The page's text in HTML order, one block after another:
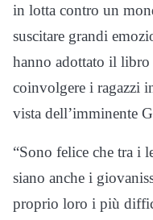
in lotta contro un
suscitare grandi
hanno adottato il libro
coinvolgere i ragazzi
vista dell’imminente
“Sono felice che tra i
siano anche i
proprio loro i più